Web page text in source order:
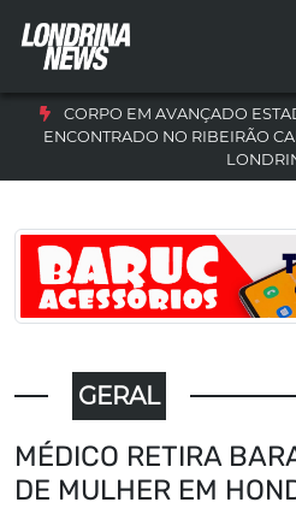
CORPO EM AVANÇADO
ENCONTRADO NO RIBEIRÃO
GERAL
MÉDICO RETIRA
DE MULHER EM